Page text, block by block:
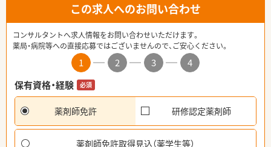
この求人へのお問い合わせ
コンサルタントへ求人情報をお問い合わせいただけます。
薬局・病院等への直接応募ではございませんので、ご安心ください。
1 2 3
4
保有資格・経験
必須
薬剤師免許 研修認定薬剤師
薬剤師免許取得見込（薬学生等）